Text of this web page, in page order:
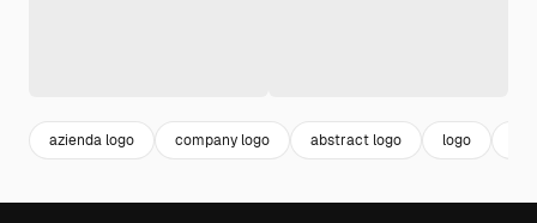
azienda logo company logo abstract logo logo